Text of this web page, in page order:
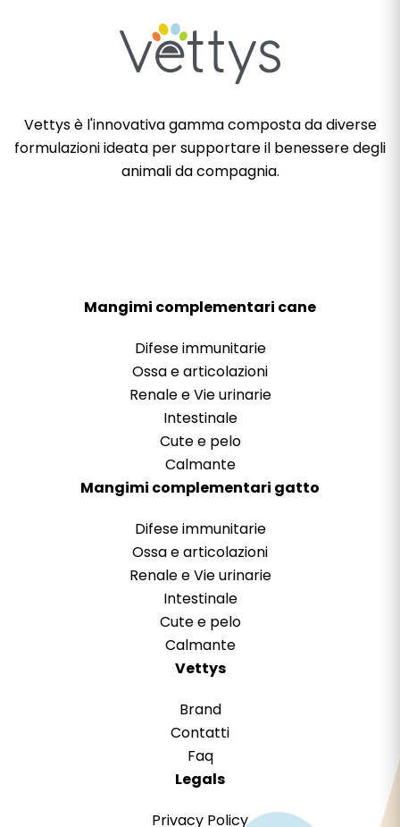
Vettys è l'innovativa gamma composta da diverse
formulazioni ideata per supportare il benessere degli
animali da compagnia.
Mangimi complementari cane
Difese immunitarie
Ossa e articolazioni
Renale e Vie urinarie
Intestinale
Cute e pelo
Calmante
Mangimi complementari gatto
Difese immunitarie
Ossa e articolazioni
Renale e Vie urinarie
Intestinale
Cute e pelo
Calmante
Vettys
Brand
Contatti
Faq
Legals
Privacy Policy